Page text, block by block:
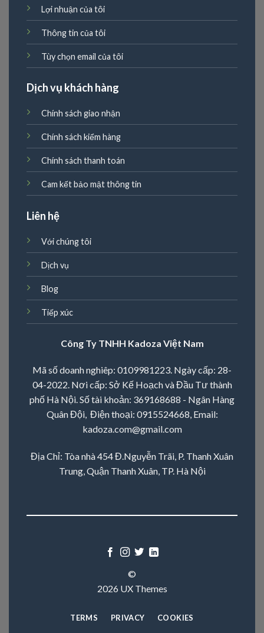
Lợi nhuận của tôi
Thông tin của tôi
Tùy chọn email của tôi
Dịch vụ khách hàng
Chính sách giao nhận
Chính sách kiểm hàng
Chính sách thanh toán
Cam kết bảo mật thông tin
Liên hệ
Với chúng tôi
Dịch vụ
Blog
Tiếp xúc
Công Ty TNHH Kadoza Việt Nam
Mã số doanh nghiêp: 0109981223. Ngày cấp: 28-
04-2022. Nơi cấp: Sở Kế Hoạch và Đầu Tư thành
phố Hà Nội. Số tài khoản: 369168688 - Ngân Hàng
Quân Đội, Điện thoại: 0915524668, Email:
kadoza.com@gmail.com
Địa Chỉ: Tòa nhà 454 Đ.Nguyễn Trãi, P. Thanh Xuân
Trung, Quận Thanh Xuân, TP. Hà Nội
©
2026 UX Themes
TERMS PRIVACY COOKIES